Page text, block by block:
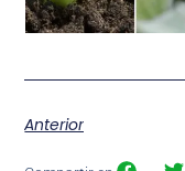
Anterior